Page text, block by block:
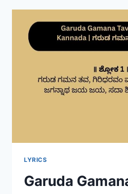
KANNADA
|
ಗಣೇಶ
ಪಂಚರತ್ನಂ
ಸಾಹಿತ್ಯ
LYRICS
Garuda